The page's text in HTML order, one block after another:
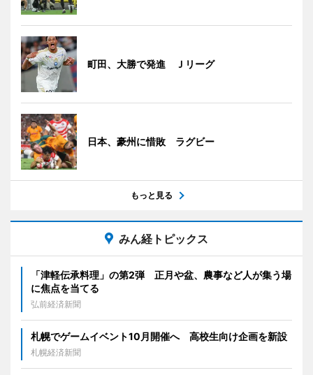
町田、大勝で発進 Ｊリーグ
日本、豪州に惜敗 ラグビー
もっと見る
みん経トピックス
「津軽伝承料理」の第2弾 正月や盆、農事など人が集う場
に焦点を当てる
弘前経済新聞
札幌でゲームイベント10月開催へ 高校生向け企画を新設
札幌経済新聞